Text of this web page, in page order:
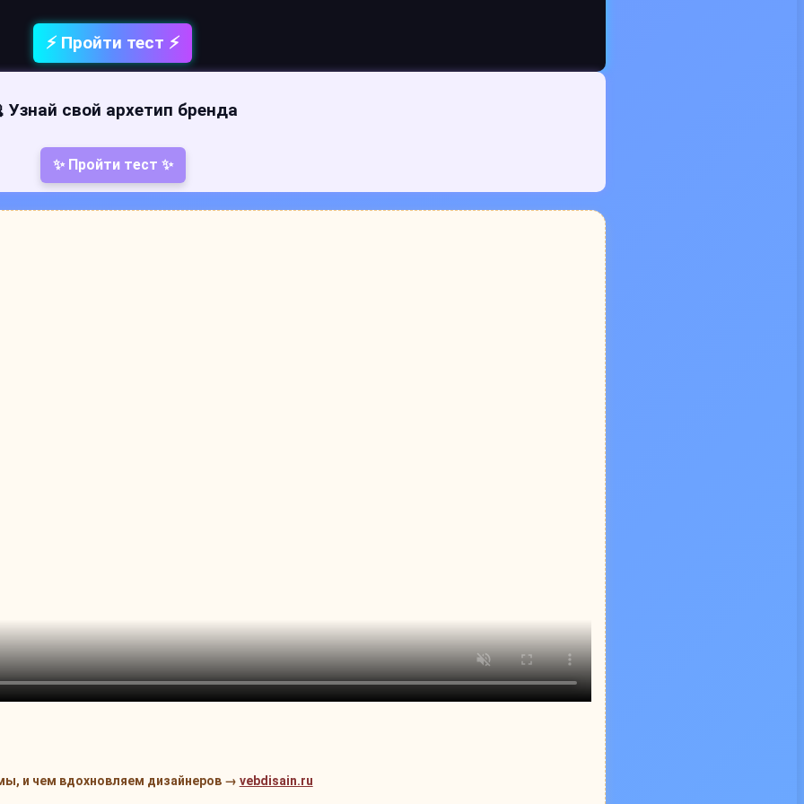
⚡ Пройти тест ⚡
Узнай свой архетип бренда
✨ Пройти тест ✨
и чем вдохновляем дизайнеров → vebdisain.ru